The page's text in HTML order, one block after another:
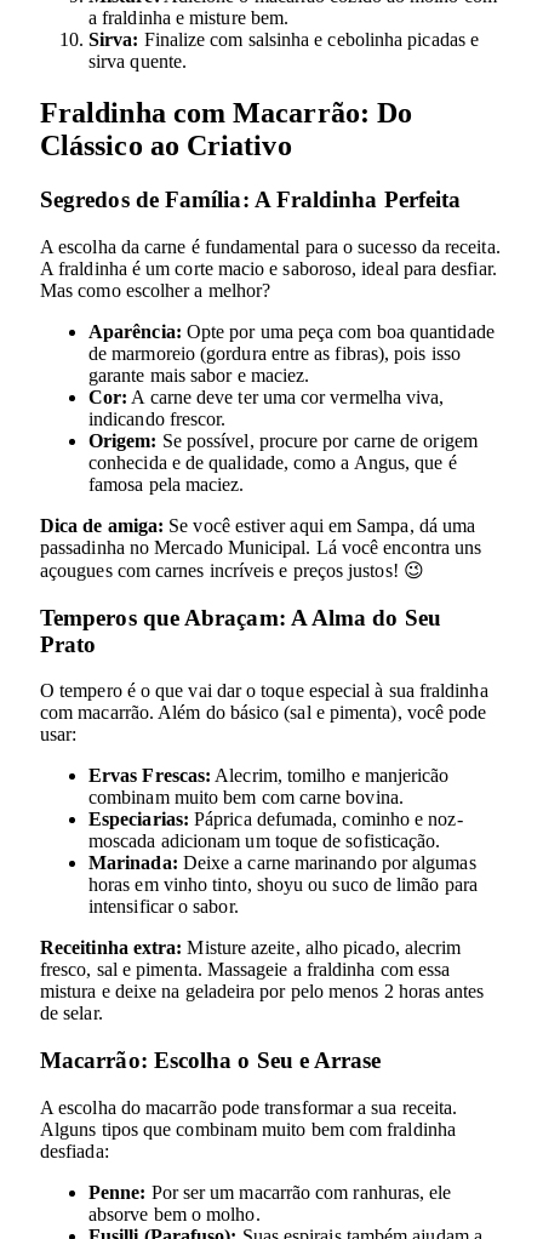
a fraldinha e misture bem.
Sirva: Finalize com salsinha e cebolinha picadas e
sirva quente.
Fraldinha com Macarrão: Do
Clássico ao Criativo
Segredos de Família: A Fraldinha Perfeita
A escolha da carne é fundamental para o sucesso da receita.
A fraldinha é um corte macio e saboroso, ideal para desfiar.
Mas como escolher a melhor?
Aparência: Opte por uma peça com boa quantidade
de marmoreio (gordura entre as fibras), pois isso
garante mais sabor e maciez.
Cor: A carne deve ter uma cor vermelha viva,
indicando frescor.
Origem: Se possível, procure por carne de origem
conhecida e de qualidade, como a Angus, que é
famosa pela maciez.
Dica de amiga: Se você estiver aqui em Sampa, dá uma
passadinha no Mercado Municipal. Lá você encontra uns
açougues com carnes incríveis e preços justos! 😉
Temperos que Abraçam: A Alma do Seu
Prato
O tempero é o que vai dar o toque especial à sua fraldinha
com macarrão. Além do básico (sal e pimenta), você pode
usar:
Ervas Frescas: Alecrim, tomilho e manjericão
combinam muito bem com carne bovina.
Especiarias: Páprica defumada, cominho e noz-
moscada adicionam um toque de sofisticação.
Marinada: Deixe a carne marinando por algumas
horas em vinho tinto, shoyu ou suco de limão para
intensificar o sabor.
Receitinha extra: Misture azeite, alho picado, alecrim
fresco, sal e pimenta. Massageie a fraldinha com essa
mistura e deixe na geladeira por pelo menos 2 horas antes
de selar.
Macarrão: Escolha o Seu e Arrase
A escolha do macarrão pode transformar a sua receita.
Alguns tipos que combinam muito bem com fraldinha
desfiada:
Penne: Por ser um macarrão com ranhuras, ele
absorve bem o molho.